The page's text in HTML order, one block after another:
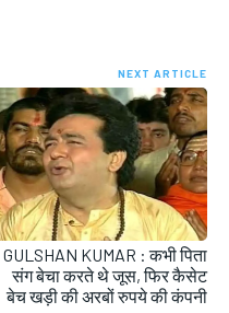
NEXT ARTICLE
GULSHAN KUMAR : कभी पिता
संग बेचा करते थे जूस, फिर कैसेट
बेच खड़ी की अरबों रुपये की कंपनी